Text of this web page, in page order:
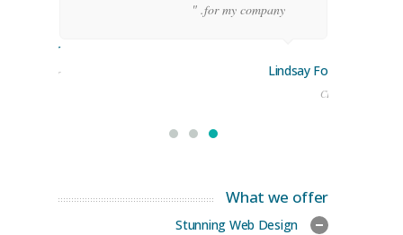
for my company. "
Lindsay Ford
CEO
Stoner
Manager
What we offer
Stunning Web Design